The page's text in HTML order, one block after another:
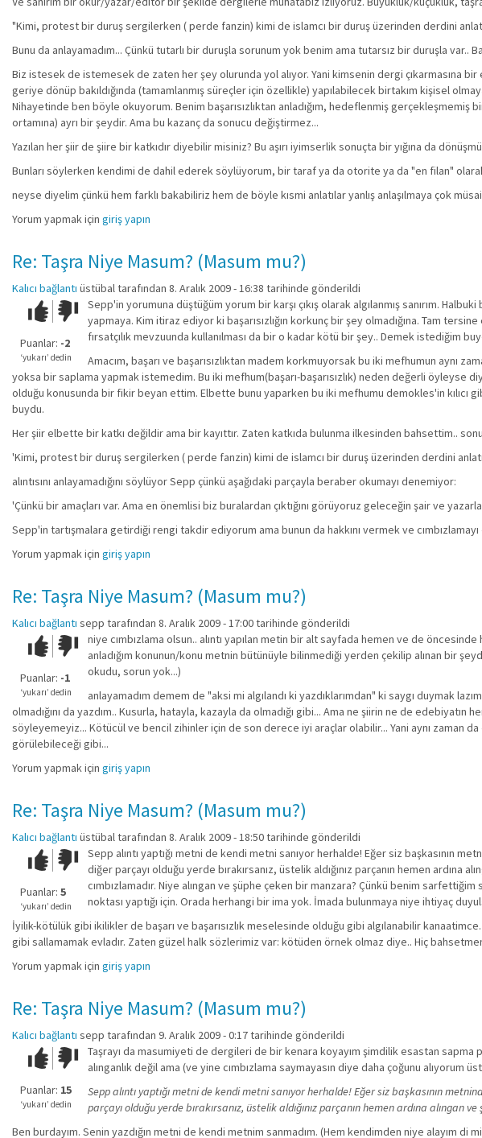
"Kimi, protest bir duruş sergilerken ( perde fanzin) kimi de islamcı bir duruş üzerinden derdini
Bunu da anlayamadım... Çünkü tutarlı bir duruşla sorunum yok benim ama tutarsız bir duruşla var..
Biz istesek de istemesek de zaten her şey olurunda yol alıyor. Yani kimsenin dergi çıkarmasına bir
geriye dönüp bakıldığında (tamamlanmış süreçler için özellikle) yapılabilecek birtakım kişisel
Nihayetinde ben böyle okuyorum. Benim başarısızlıktan anladığım, hedeflenmiş gerçekleşmemiş
ortamına) ayrı bir şeydir. Ama bu kazanç da sonucu değiştirmez...
Yazılan her şiir de şiire bir katkıdır diyebilir misiniz? Bu aşırı iyimserlik sonuçta bir yığına da
Bunları söylerken kendimi de dahil ederek söylüyorum, bir taraf ya da otorite ya da "en filan"
neyse diyelim çünkü hem farklı bakabiliriz hem de böyle kısmi anlatılar yanlış anlaşılmaya çok
Yorum yapmak için giriş yapın
Re: Taşra Niye Masum? (Masum mu?)
Kalıcı bağlantı üstübaltarafından 8. Aralık 2009 - 16:38 tarihinde gönderildi
Çok iyi!O
kadar
iyi
değil!
Puanlar: -2
‘yukarı’ dedin
Sepp'in yorumuna düştüğüm yorum bir karşı çıkış olarak algılanmış sanırım.
yapmaya. Kim itiraz ediyor ki başarısızlığın korkunç bir şey olmadığına. Tam
fırsatçılık mevzuunda kullanılması da bir o kadar kötü bir şey.. Demek istediğim
Amacım, başarı ve başarısızlıktan madem korkmuyorsak bu iki mefhumun aynı
yoksa bir saplama yapmak istemedim. Bu iki mefhum(başarı-başarısızlık) neden değerli öyleyse
olduğu konusunda bir fikir beyan ettim. Elbette bunu yaparken bu iki mefhumu demokles'in kılıcı
buydu.
Her şiir elbette bir katkı değildir ama bir kayıttır. Zaten katkıda bulunma ilkesinden bahsettim..
'Kimi, protest bir duruş sergilerken ( perde fanzin) kimi de islamcı bir duruş üzerinden derdini
alıntısını anlayamadığını söylüyor Sepp çünkü aşağıdaki parçayla beraber okumayı denemiyor:
'Çünkü bir amaçları var. Ama en önemlisi biz buralardan çıktığını görüyoruz geleceğin şair ve
Sepp'in tartışmalara getirdiği rengi takdir ediyorum ama bunun da hakkını vermek ve
Yorum yapmak için giriş yapın
Re: Taşra Niye Masum? (Masum mu?)
Kalıcı bağlantı sepp tarafından 8. Aralık 2009 - 17:00 tarihinde gönderildi
Çok iyi!O
kadar
iyi
değil!
Puanlar: -1
‘yukarı’ dedin
niye cımbızlama olsun.. alıntı yapılan metin bir alt sayfada hemen ve de
anladığım konunun/konu metnin bütünüyle bilinmediği yerden çekilip alınan bir
okudu, sorun yok...)
anlayamadım demem de "aksi mi algılandı ki yazdıklarımdan" ki saygı duymak
olmadığını da yazdım.. Kusurla, hatayla, kazayla da olmadığı gibi... Ama ne şiirin ne de edebiyatın
söyleyemeyiz... Kötücül ve bencil zihinler için de son derece iyi araçlar olabilir... Yani aynı zaman
görülebileceği gibi...
Yorum yapmak için giriş yapın
Re: Taşra Niye Masum? (Masum mu?)
Kalıcı bağlantı üstübaltarafından 8. Aralık 2009 - 18:50 tarihinde gönderildi
Çok iyi!O
kadar
iyi
değil!
Puanlar: 5
‘yukarı’ dedin
Sepp alıntı yaptığı metni de kendi metni sanıyor herhalde! Eğer siz başkasının
diğer parçayı olduğu yerde bırakırsanız, üstelik aldığınız parçanın hemen ardına
cımbızlamadır. Niye alıngan ve şüphe çeken bir manzara? Çünkü benim
noktası yaptığı için. Orada herhangi bir ima yok. İmada bulunmaya niye ihtiyaç
İyilik-kötülük gibi ikilikler de başarı ve başarısızlık meselesinde olduğu gibi algılanabilir
gibi sallamamak evladır. Zaten güzel halk sözlerimiz var: kötüden örnek olmaz diye.. Hiç
Yorum yapmak için giriş yapın
Re: Taşra Niye Masum? (Masum mu?)
Kalıcı bağlantı sepp tarafından 9. Aralık 2009 - 0:17 tarihinde gönderildi
Çok iyi!O
kadar
iyi
değil!
Puanlar: 15
‘yukarı’ dedin
Taşrayı da masumiyeti de dergileri de bir kenara koyayım şimdilik esastan sapma
alınganlık değil ama (ve yine cımbızlama saymayasın diye daha çoğunu alıyorum
Sepp alıntı yaptığı metni de kendi metni sanıyor herhalde! Eğer siz başkasının
parçayı olduğu yerde bırakırsanız, üstelik aldığınız parçanın hemen ardına alıngan
Ben burdayım. Senin yazdığın metni de kendi metnim sanmadım. (Hem kendimden niye alayım